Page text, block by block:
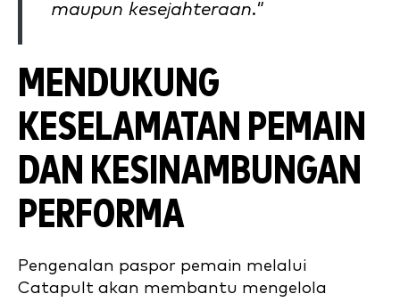
maupun kesejahteraan."
MENDUKUNG
KESELAMATAN PEMAIN
DAN KESINAMBUNGAN
PERFORMA
Pengenalan paspor pemain melalui
Catapult akan membantu mengelola